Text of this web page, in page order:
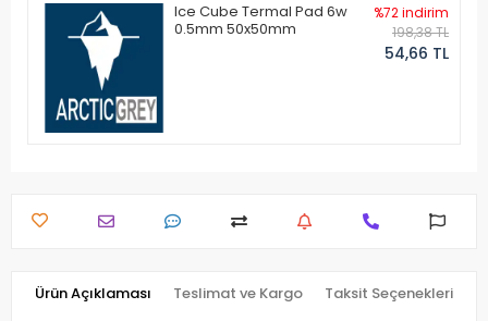
Ice Cube Termal Pad 6w
0.5mm 50x50mm
%72 indirim
198,38 TL
54,66 TL
Ürün Açıklaması Teslimat ve Kargo Taksit Seçenekleri